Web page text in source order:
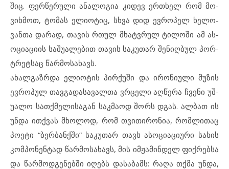
შიც. ფერ­წე­რუ­ლი ან­ა­ლო­გია კი­დევ ერთხელ რომ მო­
ვიხ­მოთ, ტომ­ას ელ­ი­ო­ტიც, სხვა დიდ ევ­რო­პელ ხე­ლო­
ვან­თა და­რად, თა­ვის რთულ მხატ­ვ­რულ ტი­ლოში ამ ას­
ო­ცი­ა­ცი­ის სა­შუ­ა­ლე­ბით თა­ვის სა­კუ­თარ შე­ნიღ­ბულ პორ­
ტ­რეტ­საც წარ­მო­სახავს.
ახ­ალ­გაზ­რ­და ელ­ი­ო­ტის პირ­ქუ­ში და ირ­ო­ნი­უ­ლი მუ­ზის
ევ­რო­პულ თავ­გა­და­სა­ვალ­თა ვრცე­ლი აღ­წე­რა ჩვე­ნი უშ­
უ­ა­ლო სათ­ქ­მე­ლი­სა­გან საკ­მა­ოდ შორს დგას. ალ­ბათ ის
უნ­და ითქ­ვას მხო­ლოდ, რომ თვი­თი­რო­ნია, რომ­ლი­თაც
პო­ე­ტი “ბერ­ბან­ქ­ში” სა­კუ­თარ თავს ასოც­ი­ა­ცი­უ­რი სა­ხის
კომ­პო­ნენ­ტად წარ­მო­სა­ხავს, მის იმ­ჟა­მინ­დელ ფიქ­რებ­სა
და წარმოდ­გე­ნებ­ში იღ­ებს და­სა­ბამს: რა­ღა თქმა უნ­და,